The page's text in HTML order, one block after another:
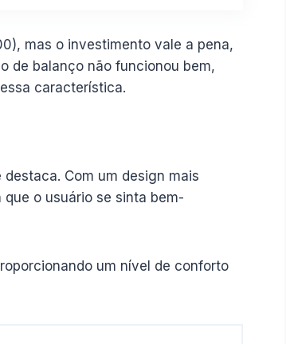
mas o investimento vale a pena,
de balanço não funcionou bem,
característica.
Com um design mais
o usuário se sinta bem-
um nível de conforto